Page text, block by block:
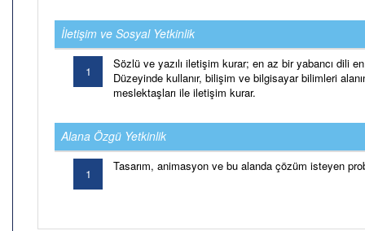
İletişim ve Sosyal Yetkinlik
1
Sözlü ve yazılı iletişim kurar; en az bir yabancı dili
Düzeyinde kullanır, bilişim ve bilgisayar bilimleri
meslektaşları ile iletişim kurar.
Alana Özgü Yetkinlik
1
Tasarım, animasyon ve bu alanda çözüm isteyen